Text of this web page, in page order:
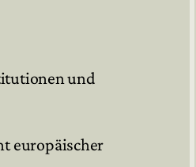
und
europäischer